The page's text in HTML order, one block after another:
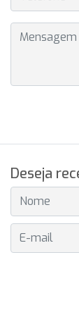
MENSAGEM
Deseja
E-MAIL